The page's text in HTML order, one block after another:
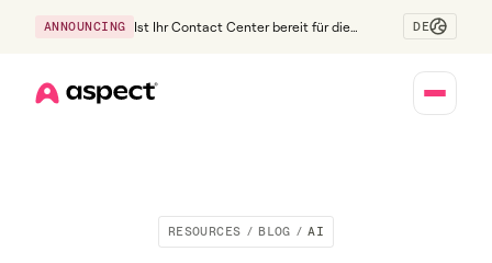
ANNOUNCING
Ist Ihr Contact Center bereit für die
DE
RESOURCES / BLOG / AI